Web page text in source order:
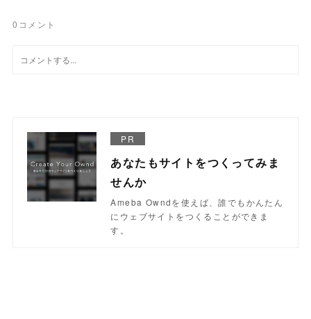
0 コメント
PR
あなたもサイトをつくってみま
せんか
Ameba Owndを使えば、誰でもかんたん
にウェブサイトをつくることができま
す。